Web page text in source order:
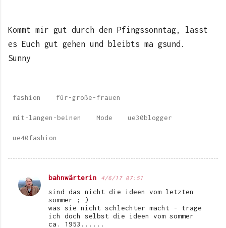
Kommt mir gut durch den Pfingssonntag, lasst
es Euch gut gehen und bleibts ma gsund.
Sunny
fashion für-große-frauen
mit-langen-beinen Mode ue30blogger
ue40fashion
K
bahnwärterin 4/6/17 07:51
sind das nicht die ideen vom letzten
sommer ;-)
was sie nicht schlechter macht - trage
ich doch selbst die ideen vom sommer
ca. 1953......